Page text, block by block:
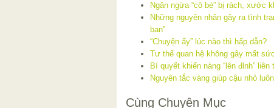
Ngăn ngừa “cô bé” bị rách, xước
Những nguyên nhân gây ra tình
ban”
“Chuyện ấy” lúc nào thì hấp dẫn?
Tư thế quan hệ không gây mất sức
Bí quyết khiến nàng “lên đỉnh”
Nguyên tắc vàng giúp cậu nhỏ luôn
Cùng Chuyên Mục